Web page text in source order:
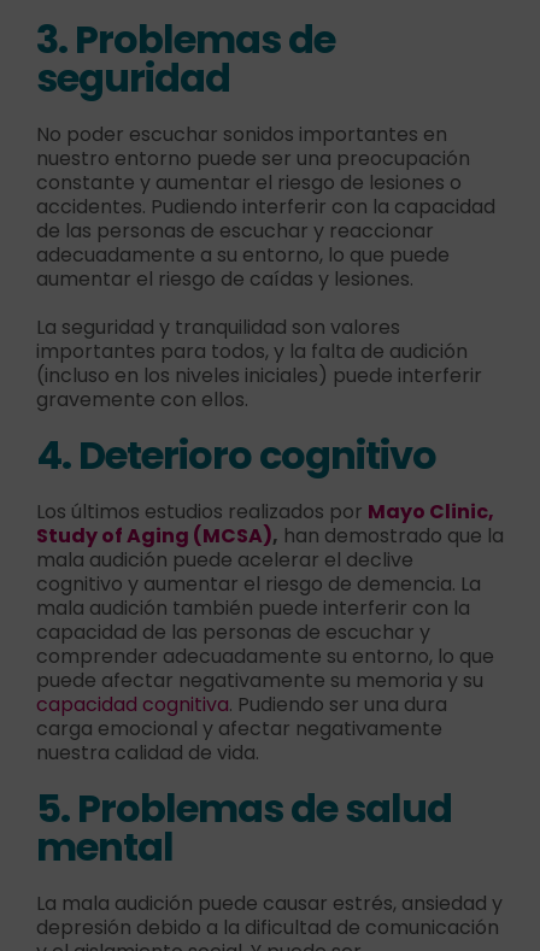
3. Problemas de
seguridad
No poder escuchar sonidos importantes en
nuestro entorno puede ser una preocupación
constante y aumentar el riesgo de lesiones o
accidentes. Pudiendo interferir con la capacidad
de las personas de escuchar y reaccionar
adecuadamente a su entorno, lo que puede
aumentar el riesgo de caídas y lesiones.
La seguridad y tranquilidad son valores
importantes para todos, y la falta de audición
(incluso en los niveles iniciales) puede interferir
gravemente con ellos.
4. Deterioro cognitivo
Los últimos estudios realizados por Mayo Clinic,
Study of Aging (MCSA), han demostrado que la
mala audición puede acelerar el declive
cognitivo y aumentar el riesgo de demencia. La
mala audición también puede interferir con la
capacidad de las personas de escuchar y
comprender adecuadamente su entorno, lo que
puede afectar negativamente su memoria y su
capacidad cognitiva. Pudiendo ser una dura
carga emocional y afectar negativamente
nuestra calidad de vida.
5. Problemas de salud
mental
La mala audición puede causar estrés, ansiedad y
depresión debido a la dificultad de comunicación